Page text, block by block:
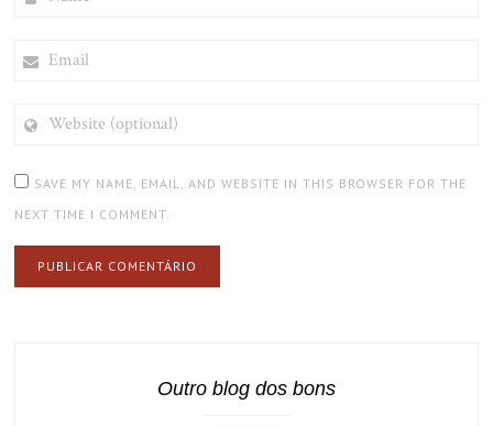
(OPTIONAL)
SAVE MY NAME, EMAIL, AND WEBSITE IN THIS BROWSER FOR THE
NEXT TIME I COMMENT.
Outro blog dos bons